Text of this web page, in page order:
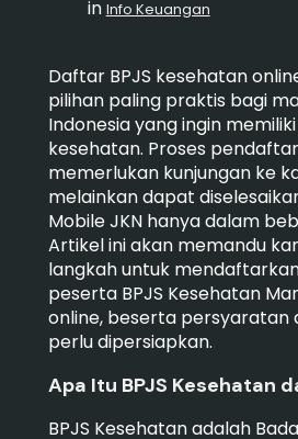
in Info Keuangan
Daftar BPJS kesehatan
pilihan paling praktis bagi
Indonesia yang ingin
kesehatan. Proses
memerlukan kunjungan ke
melainkan dapat
Mobile JKN hanya dalam
Artikel ini akan memandu
langkah untuk
peserta BPJS Kesehatan
online, beserta persyaratan
perlu dipersiapkan.
Apa Itu BPJS Kesehatan
BPJS Kesehatan adalah